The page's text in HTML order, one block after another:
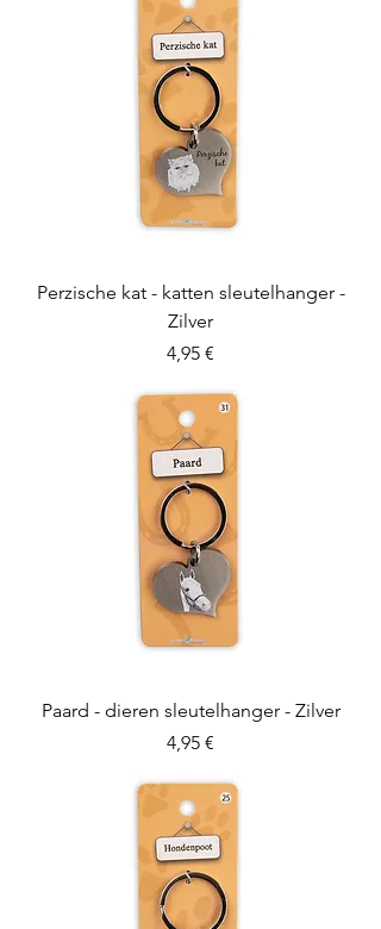
Perzische kat - katten sleutelhanger -
Zilver
Preis
4,95 €
Paard - dieren sleutelhanger - Zilver
Preis
4,95 €